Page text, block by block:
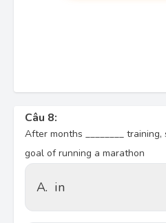
Câu 8:
After months ________
goal of running a marathon
A. in